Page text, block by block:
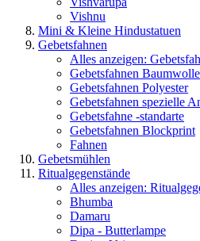
Vishnu
Mini & Kleine Hindustatuen
Gebetsfahnen
Alles anzeigen:
Gebetsfahnen Baumwolle
Gebetsfahnen Polyester
Gebetsfahnen spezielle
Gebetsfahne -standarte
Gebetsfahnen Blockprint
Fahnen
Gebetsmühlen
Ritualgegenstände
Alles anzeigen:
Bhumba
Damaru
Dipa - Butterlampe